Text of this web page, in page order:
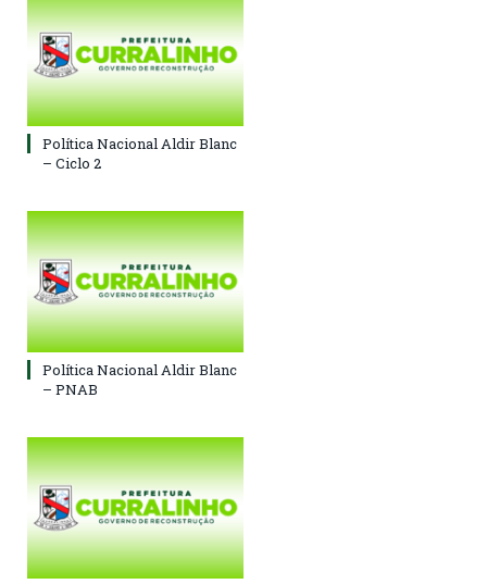
Política Nacional Aldir Blanc
– Ciclo 2
Política Nacional Aldir Blanc
– PNAB